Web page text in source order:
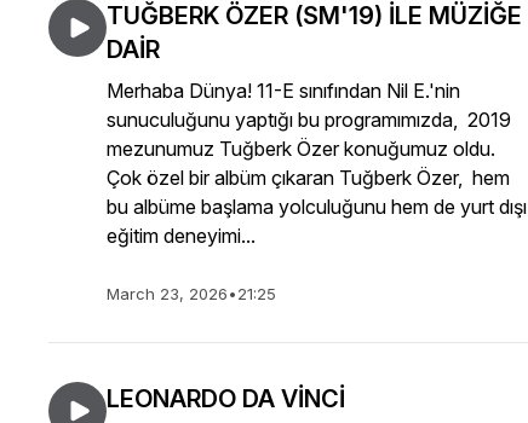
TUĞBERK ÖZER (SM'19) İLE MÜZİĞE
DAİR
Merhaba Dünya! 11-E sınıfından Nil E.'nin
sunuculuğunu yaptığı bu programımızda, 2019
mezunumuz Tuğberk Özer konuğumuz oldu.
Çok özel bir albüm çıkaran Tuğberk Özer, hem
bu albüme başlama yolculuğunu hem de yurt dışı
eğitim deneyimi...
March 23, 2026•21:25
LEONARDO DA VİNCİ